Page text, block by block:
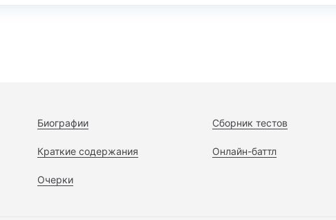
Биографии
Краткие содержания
Очерки
Сборник тестов
Онлайн-баттл